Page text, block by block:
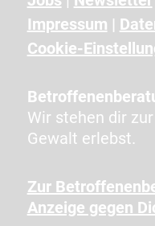
z
e
i
t
e
n
i
c
Impressum |
Cookie-
Wir stehen dir
Gewalt erlebst.
Zur
Anzeige gegen